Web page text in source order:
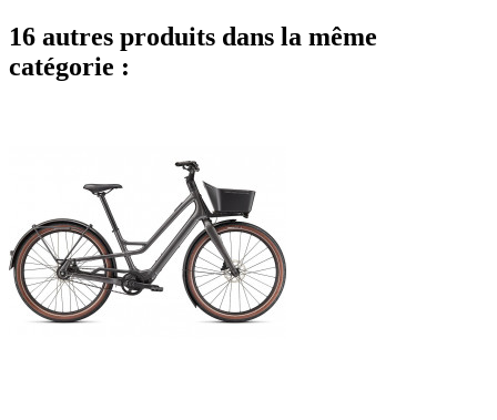
16 autres produits dans la même
catégorie :